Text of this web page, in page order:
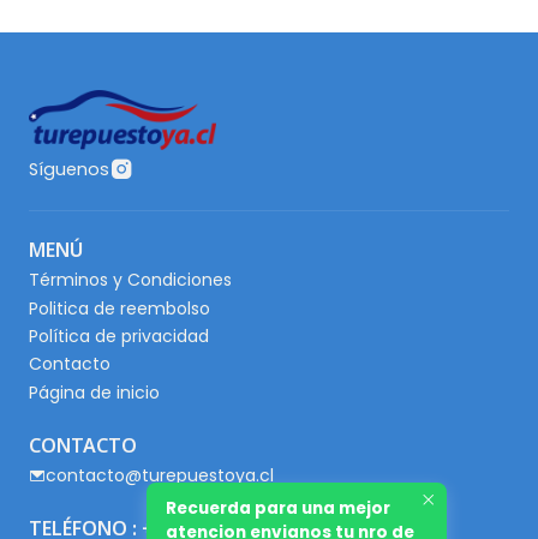
Síguenos
MENÚ
Términos y Condiciones
Politica de reembolso
Política de privacidad
Contacto
Página de inicio
CONTACTO
contacto@turepuestoya.cl
TELÉFONO : +56 9 65667345
Recuerda para una mejor
atencion envianos tu nro de